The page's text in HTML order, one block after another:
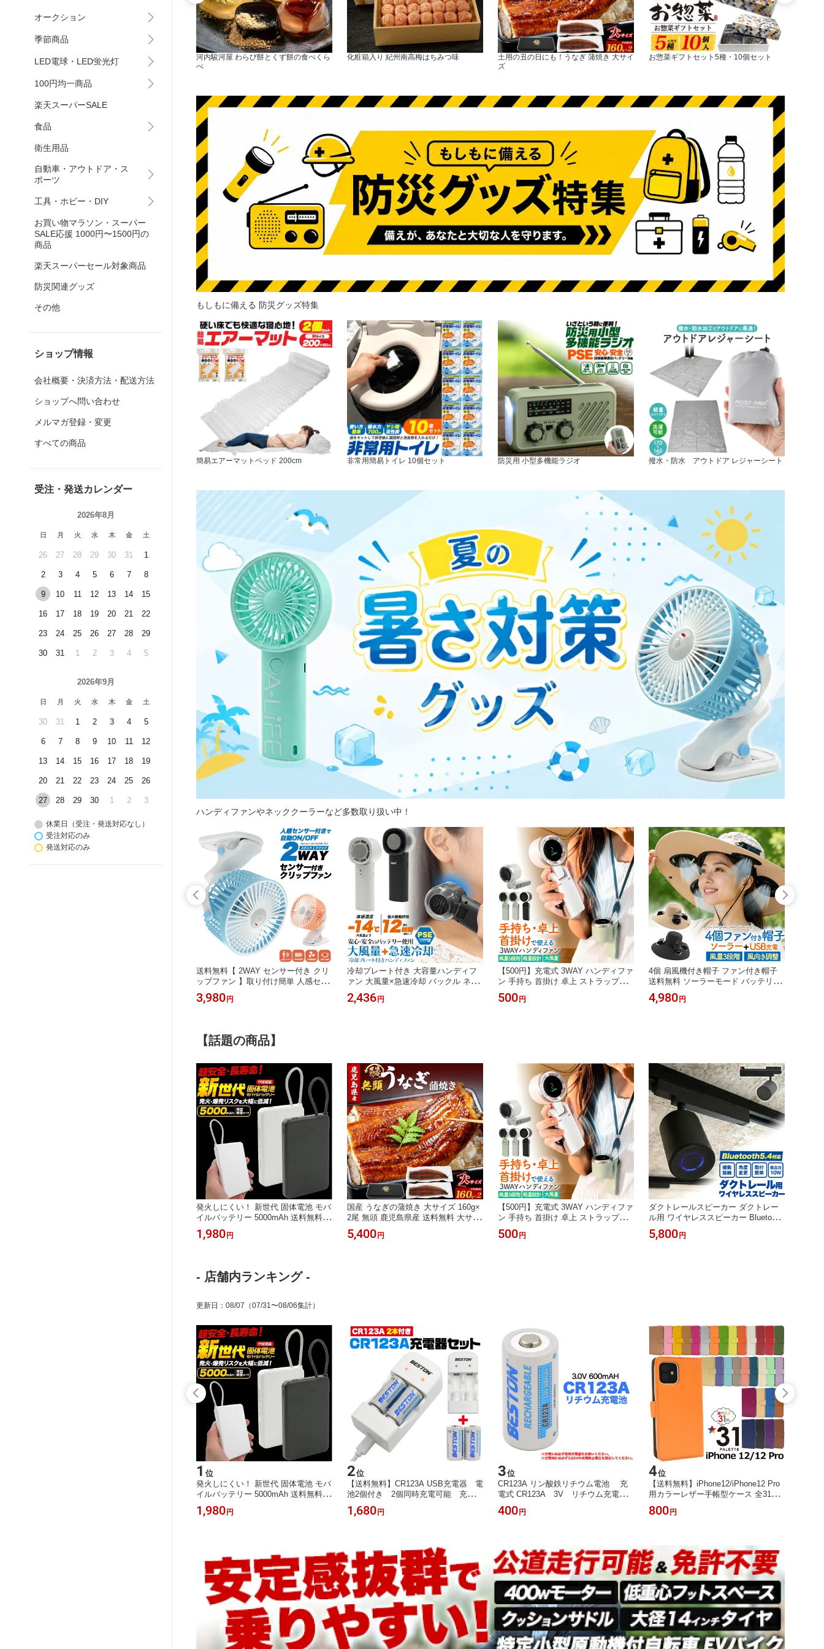
オークション
季節商品
LED電球・LED蛍光灯
100円均一商品
楽天スーパーSALE
食品
衛生用品
自動車・アウトドア・ス
ポーツ
工具・ホビー・DIY
お買い物マラソン・スーパー
SALE応援 1000円〜1500円の
商品
楽天スーパーセール対象商品
防災関連グッズ
その他
ショップ情報
会社概要・決済方法・配送方法
ショップへ問い合わせ
メルマガ登録・変更
すべての商品
受注・発送カレンダー
2026年8月
日 月 火 水 木 金 土
26 27 28 29 30 31 1
2 3 4 5 6 7 8
9 10 11 12 13 14 15
16 17 18 19 20 21 22
23 24 25 26 27 28 29
30 31 1 2 3 4 5
2026年9月
日 月 火 水 木 金 土
30 31 1 2 3 4 5
6 7 8 9 10 11 12
13 14 15 16 17 18 19
20 21 22 23 24 25 26
27 28 29 30 1 2 3
休業日（受注・発送対応なし）
受注対応のみ
発送対応のみ
A5ランク松阪牛モモスライス
河内駿河屋 わらび餅とくず餅の食べくら
べ
化粧箱入り 紀州南高梅はちみつ味
土用の丑の日にも！うなぎ 蒲焼き 大サイ
ズ
お惣菜ギフトセット5種・10個セット
もしもに備える 防災グッズ特集
簡易エアーマットベッド 200cm 非常用簡易トイレ 10個セット 防災用 小型多機能ラジオ 撥水・防水 アウトドア レジャーシート
ハンディファンやネッククーラーなど多数取り扱い中！
送料無料【 2WAY センサー付き クリ
ップファン 】取り付け簡単 人感セン
サー付きで自動ON・OFF 小型扇風機
送風向き調整可能 360°回転&180°回転
ア フォークリフト 作業 キッチンファ
ン 台所 風呂場
3,980円
冷却プレート付き 大容量ハンディフ
ァン 大風量×急速冷却 バックル ネッ
クストラップ付き 送料無料 首元冷却
冷やす 夏 風向き調整 アウトドア 持
2,436円
【500円】充電式 3WAY ハンディファ
ン 手持ち 首掛け 卓上 ストラップ付
き ハンディ扇風機 ポケットハンディ
ファン 小型扇風機 大風量 角度 調整
500円
4個 扇風機付き帽子 ファン付き帽子
送料無料 ソーラーモード バッテリー
USB充電式 あご紐 アジャスター付き
風量調整可能 ぼうし サファリハット
4,980円
【話題の商品】
発火しにくい！ 新世代 固体電池 モバ
イルバッテリー 5000mAh 送料無料
発火 爆発のリスクを大幅に低減 半固
体バッテリー 安全 スマホ充電器 Type
充電回数2倍 軽量 衝撃に強い 白 黒 全
準固体電池
1,980円
国産 うなぎの蒲焼き 大サイズ 160g×
2尾 無頭 鹿児島県産 送料無料 大サイ
ズ タレ たれ付き 山椒付き ウナギ 鰻
かばやき 土用の丑の日 贈り物 ギフト
5,400円
【500円】充電式 3WAY ハンディファ
ン 手持ち 首掛け 卓上 ストラップ付
き ハンディ扇風機 ポケットハンディ
ファン 小型扇風機 大風量 角度 調整
500円
ダクトレールスピーカー ダクトレー
ル用 ワイヤレススピーカー Bluetooth
5.4対応 送料無料 ブルートゥーススピ
ーカー 複数台増設可能 回転＆角度調
5,800円
- 店舗内ランキング -
更新日 ： 08/07 （07/31〜08/06集計）
1 位
発火しにくい！ 新世代 固体電池 モバ
イルバッテリー 5000mAh 送料無料
発火 爆発のリスクを大幅に低減 半固
体バッテリー 安全 スマホ充電器 Type
準固体電池
1,980円
2位
【送料無料】CR123A USB充電器 電
池2個付き 2個同時充電可能 充電式
CR123A 充電機 microUSBケーブ
ル 2スロット バッテリーチャージ
充電 （パッケージなし）でんち ラ
イト スマートロックなどに
1,680円
3位
CR123A リン酸鉄リチウム電池 充
電式 CR123A 3V リチウム充電
池 カメラ ライト スマートロックな
どに最適 カメラ用 でんち
400円
4位
【送料無料】iPhone12/iPhone12 Pro
用カラーレザー手帳型ケース 全31色
1-20 iPhone12プロケース アイフォン
12ケース アイフォン12プロ カバー ア
ケット 人気 液晶画面保護 ノート型
ノートタイプ
800円